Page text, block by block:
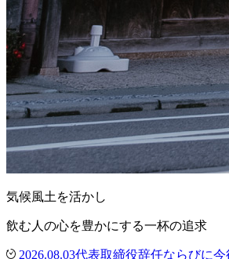
気候風土を活かし
飲む人の心を豊かにする一杯の追求
2026.08.03代表取締役辞任ならびに